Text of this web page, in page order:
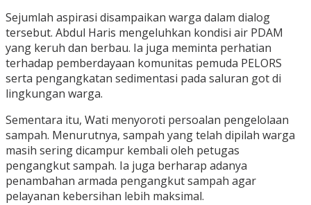
Sejumlah aspirasi disampaikan warga dalam dialog
tersebut. Abdul Haris mengeluhkan kondisi air PDAM
yang keruh dan berbau. Ia juga meminta perhatian
terhadap pemberdayaan komunitas pemuda PELORS
serta pengangkatan sedimentasi pada saluran got di
lingkungan warga.
Sementara itu, Wati menyoroti persoalan pengelolaan
sampah. Menurutnya, sampah yang telah dipilah warga
masih sering dicampur kembali oleh petugas
pengangkut sampah. Ia juga berharap adanya
penambahan armada pengangkut sampah agar
pelayanan kebersihan lebih maksimal.